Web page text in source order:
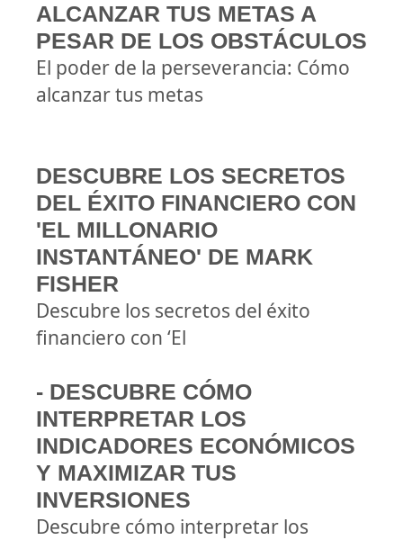
ALCANZAR TUS METAS A
PESAR DE LOS OBSTÁCULOS
El poder de la perseverancia: Cómo
alcanzar tus metas
DESCUBRE LOS SECRETOS
DEL ÉXITO FINANCIERO CON
'EL MILLONARIO
INSTANTÁNEO' DE MARK
FISHER
Descubre los secretos del éxito
financiero con ‘El
- DESCUBRE CÓMO
INTERPRETAR LOS
INDICADORES ECONÓMICOS
Y MAXIMIZAR TUS
INVERSIONES
Descubre cómo interpretar los